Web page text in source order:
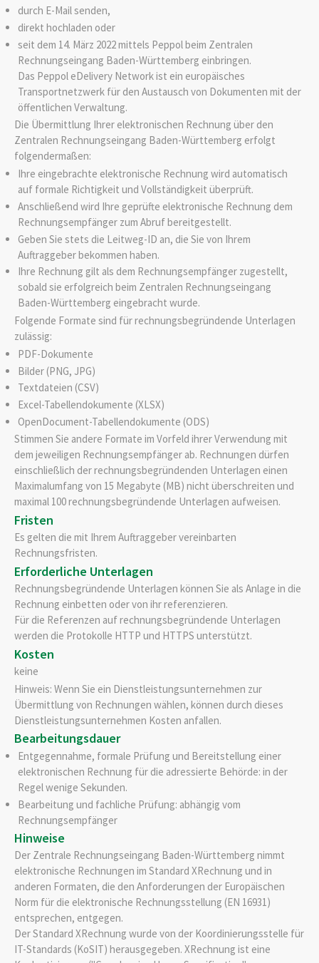
durch E-Mail senden,
direkt hochladen oder
seit dem 14. März 2022 mittels Peppol beim Zentralen
Rechnungseingang Baden-Württemberg einbringen.
Das Peppol eDelivery Network ist ein europäisches
Transportnetzwerk für den Austausch von Dokumenten mit der
öffentlichen Verwaltung.
Die Übermittlung Ihrer elektronischen Rechnung über den
Zentralen Rechnungseingang Baden-Württemberg erfolgt
folgendermaßen:
Ihre eingebrachte elektronische Rechnung wird automatisch
auf formale Richtigkeit und Vollständigkeit überprüft.
Anschließend wird Ihre geprüfte elektronische Rechnung dem
Rechnungsempfänger zum Abruf bereitgestellt.
Geben Sie stets die Leitweg-ID an, die Sie von Ihrem
Auftraggeber bekommen haben.
Ihre Rechnung gilt als dem Rechnungsempfänger zugestellt,
sobald sie erfolgreich beim Zentralen Rechnungseingang
Baden-Württemberg eingebracht wurde.
Folgende Formate sind für rechnungsbegründende Unterlagen
zulässig:
PDF-Dokumente
Bilder (PNG, JPG)
Textdateien (CSV)
Excel-Tabellendokumente (XLSX)
OpenDocument-Tabellendokumente (ODS)
Stimmen Sie andere Formate im Vorfeld ihrer Verwendung mit
dem jeweiligen Rechnungsempfänger ab. Rechnungen dürfen
einschließlich der rechnungsbegründenden Unterlagen einen
Maximalumfang von 15 Megabyte (MB) nicht überschreiten und
maximal 100 rechnungsbegründende Unterlagen aufweisen.
Fristen
Es gelten die mit Ihrem Auftraggeber vereinbarten
Rechnungsfristen.
Erforderliche Unterlagen
Rechnungsbegründende Unterlagen können Sie als Anlage in die
Rechnung einbetten oder von ihr referenzieren.
Für die Referenzen auf rechnungsbegründende Unterlagen
werden die Protokolle HTTP und HTTPS unterstützt.
Kosten
keine
Hinweis: Wenn Sie ein Dienstleistungsunternehmen zur
Übermittlung von Rechnungen wählen, können durch dieses
Dienstleistungsunternehmen Kosten anfallen.
Bearbeitungsdauer
Entgegennahme, formale Prüfung und Bereitstellung einer
elektronischen Rechnung für die adressierte Behörde: in der
Regel wenige Sekunden.
Bearbeitung und fachliche Prüfung: abhängig vom
Rechnungsempfänger
Hinweise
Der Zentrale Rechnungseingang Baden-Württemberg nimmt
elektronische Rechnungen im Standard XRechnung und in
anderen Formaten, die den Anforderungen der Europäischen
Norm für die elektronische Rechnungsstellung (EN 16931)
entsprechen, entgegen.
Der Standard XRechnung wurde von der Koordinierungsstelle für
IT-Standards (KoSIT) herausgegeben. XRechnung ist eine